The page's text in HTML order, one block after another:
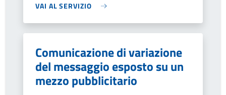
VAI AL SERVIZIO
Comunicazione di variazione
del messaggio esposto su un
mezzo pubblicitario